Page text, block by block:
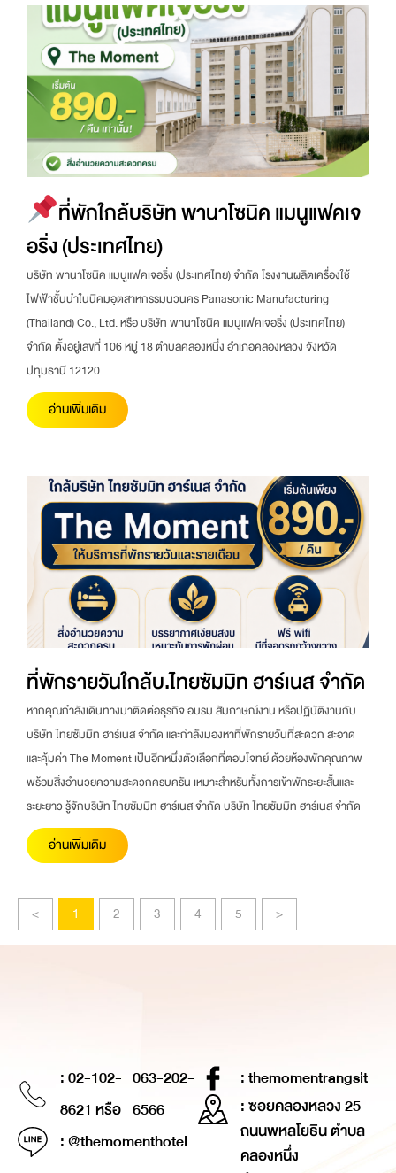
ที่พักใกล้บริษัท พานาโซนิค แมนูแฟคเจ
อริ่ง (ประเทศไทย)
บริษัท พานาโซนิค แมนูแฟคเจอริ่ง (ประเทศไทย) จำกัด โรงงานผลิตเครื่องใช้
ไฟฟ้าชั้นนำในนิคมอุตสาหกรรมนวนคร Panasonic Manufacturing
(Thailand) Co., Ltd. หรือ บริษัท พานาโซนิค แมนูแฟคเจอริ่ง (ประเทศไทย)
จำกัด ตั้งอยู่เลขที่ 106 หมู่ 18 ตำบลคลองหนึ่ง อำเภอคลองหลวง จังหวัด
ปทุมธานี 12120
อ่านเพิ่มเติม
ที่พักรายวันใกล้บ.ไทยซัมมิท ฮาร์เนส จำกัด
หากคุณกำลังเดินทางมาติดต่อธุรกิจ อบรม สัมภาษณ์งาน หรือปฏิบัติงานกับ
บริษัท ไทยซัมมิท ฮาร์เนส จำกัด และกำลังมองหาที่พักรายวันที่สะดวก สะอาด
และคุ้มค่า The Moment เป็นอีกหนึ่งตัวเลือกที่ตอบโจทย์ ด้วยห้องพักคุณภาพ
พร้อมสิ่งอำนวยความสะดวกครบครัน เหมาะสำหรับทั้งการเข้าพักระยะสั้นและ
ระยะยาว รู้จักบริษัท ไทยซัมมิท ฮาร์เนส จำกัด บริษัท ไทยซัมมิท ฮาร์เนส จำกัด
อ่านเพิ่มเติม
< 1 2 3 4 5 >
: 02-102-
8621 หรือ
063-202-
6566
: @themomenthotel
: themomentrangsit
: ซอยคลองหลวง 25
ถนนพหลโยธิน ตำบล
คลองหนึ่ง